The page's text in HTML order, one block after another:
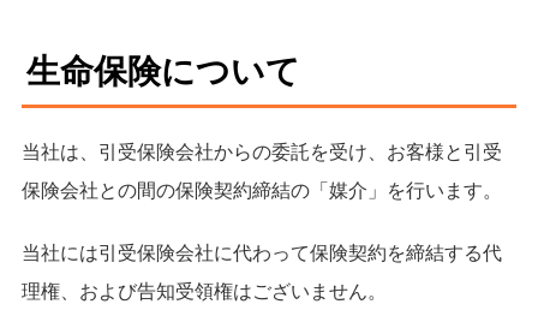
生命保険について
当社は、引受保険会社からの委託を受け、お客様と引受
保険会社との間の保険契約締結の「媒介」を行います。
当社には引受保険会社に代わって保険契約を締結する代
理権、および告知受領権はございません。